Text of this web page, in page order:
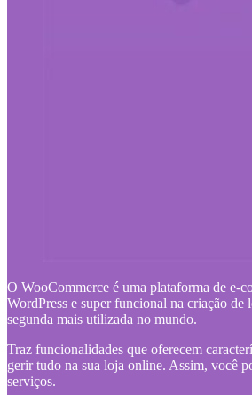
O WooCommerce é uma plataforma de e-
WordPress e super funcional na criação de
segunda mais utilizada no mundo.
Traz funcionalidades que oferecem
gerir tudo na sua loja online. Assim, você
serviços.